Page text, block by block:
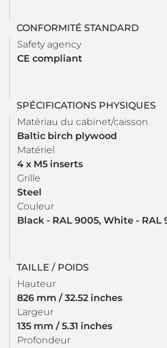
CONFORMITÉ STANDARD
Safety agency
CE compliant
SPÉCIFICATIONS PHYSIQUES
Matériau du cabinet/caisson
Baltic birch plywood
Matériel
4 x M5 inserts
Grille
Steel
Couleur
Black - RAL 9005, White - RAL
TAILLE / POIDS
Hauteur
826 mm / 32.52 inches
Largeur
135 mm / 5.31 inches
Profondeur